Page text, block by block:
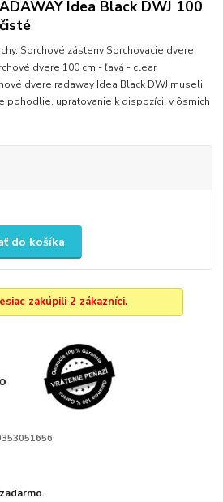
Idea Black DWJ 100
Sprchové zásteny Sprchovacie dvere
dvere 100 cm - ľavá - clear
dvere radaway Idea Black DWJ museli
pohodlie, upratovanie k dispozícii v ôsmich
do košíka
zakúpili 2 zákazníci.